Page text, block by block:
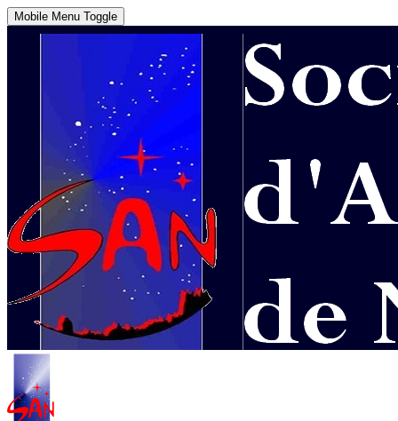
Mobile Menu Toggle